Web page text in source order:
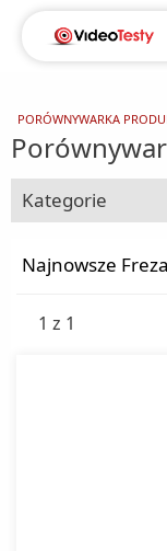
PORÓWNYWARKA
Kategorie
Agregaty
Najnowsze
1 z 1